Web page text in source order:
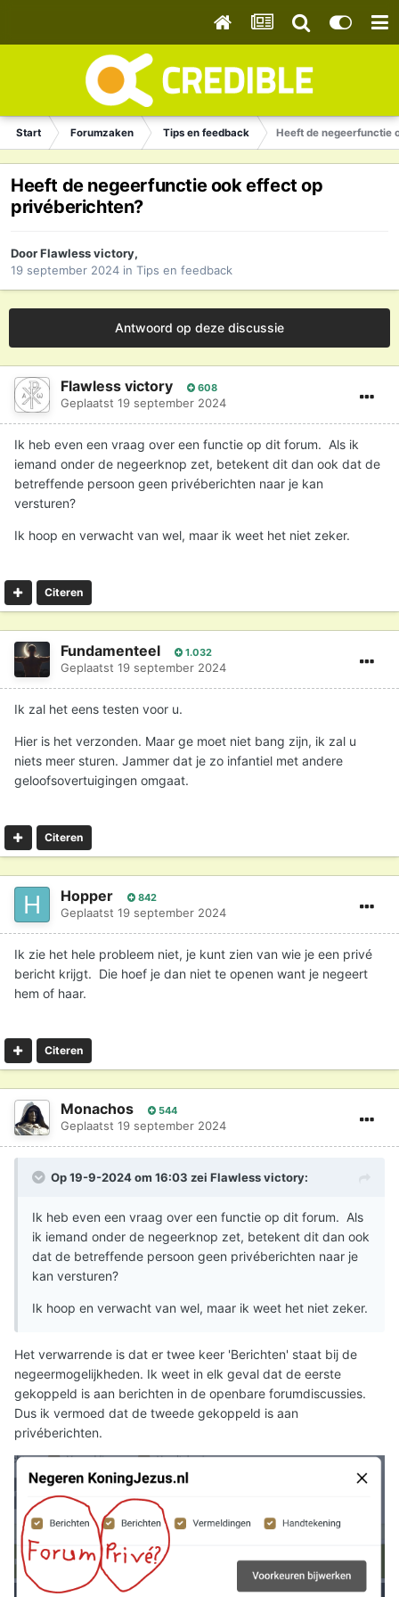
Start Forumzaken Tips en feedback Heeft de negeerfunctie
Heeft de negeerfunctie ook effect op
privéberichten?
DoorFlawless victory,
19 september 2024 in Tips en feedback
Antwoord op deze discussie
Flawless victory 608
Geplaatst 19 september 2024
Ik heb even een vraag over een functie op dit forum. Als ik
iemand onder de negeerknop zet, betekent dit dan ook dat de
betreffende persoon geen privéberichten naar je kan
versturen?
Ik hoop en verwacht van wel, maar ik weet het niet zeker.
Citeren
Fundamenteel 1.032
Geplaatst 19 september 2024
Ik zal het eens testen voor u.
Hier is het verzonden. Maar ge moet niet bang zijn, ik zal u
niets meer sturen. Jammer dat je zo infantiel met andere
geloofsovertuigingen omgaat.
Citeren
Hopper 842
Geplaatst 19 september 2024
Ik zie het hele probleem niet, je kunt zien van wie je een privé
bericht krijgt. Die hoef je dan niet te openen want je negeert
hem of haar.
Citeren
Monachos 544
Geplaatst 19 september 2024
Op 19-9-2024 om 16:03 zei Flawless victory:
Ik heb even een vraag over een functie op dit forum. Als
ik iemand onder de negeerknop zet, betekent dit dan ook
dat de betreffende persoon geen privéberichten naar je
kan versturen?
Ik hoop en verwacht van wel, maar ik weet het niet zeker.
Het verwarrende is dat er twee keer 'Berichten' staat bij de
negeermogelijkheden. Ik weet in elk geval dat de eerste
gekoppeld is aan berichten in de openbare forumdiscussies.
Dus ik vermoed dat de tweede gekoppeld is aan
privéberichten.